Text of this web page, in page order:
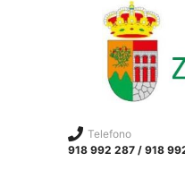
Telefono
918 992 287 / 918